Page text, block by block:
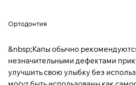
Ортодонтия
&nbsp;Капы обычно
незначительными дефектами
улучшить свою улыбку без